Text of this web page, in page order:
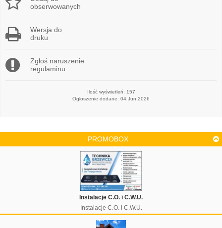
obserwowanych
Wersja do
druku
Zgłoś naruszenie
regulaminu
Ilość wyświetleń: 157
Ogłoszenie dodane: 04 Jun 2026
PROMOBOX
Instalacje C.O. i C.W.U.
Instalacje C.O. i C.W.U.